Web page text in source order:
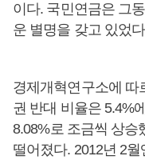
이다. 국민연금은 그
운 별명을 갖고 있었
경제개혁연구소에 따
권 반대 비율은 5.4%
8.08%로 조금씩 상승
떨어졌다. 2012년 2